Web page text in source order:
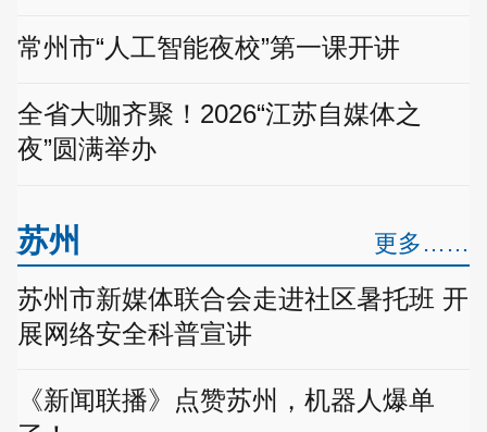
常州市“人工智能夜校”第一课开讲
全省大咖齐聚！2026“江苏自媒体之
夜”圆满举办
更多……
苏州
苏州市新媒体联合会走进社区暑托班 开
展网络安全科普宣讲
《新闻联播》点赞苏州，机器人爆单